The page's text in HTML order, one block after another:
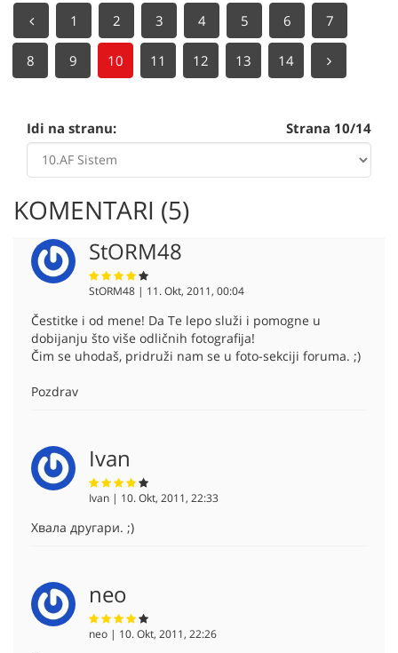
1 2 3 4 5 6 7
8 9 10 11 12 13 14
Idi na stranu: Strana 10/14
KOMENTARI (5)
StORM48
StORM48 | 11. Okt, 2011, 00:04
Čestitke i od mene! Da Te lepo služi i pomogne u
dobijanju što više odličnih fotografija!
Čim se uhodaš, pridruži nam se u foto-sekciji foruma. ;)
Pozdrav
Ivan
Ivan | 10. Okt, 2011, 22:33
Хвала другари. ;)
neo
neo | 10. Okt, 2011, 22:26